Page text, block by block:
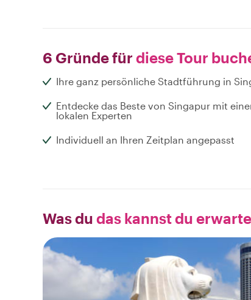
6 Gründe für diese Tour
Ihre ganz persönliche Stadtführung in
Entdecke das Beste von Singapur mit
lokalen Experten
Individuell an Ihren Zeitplan angepasst
Was du das kannst du